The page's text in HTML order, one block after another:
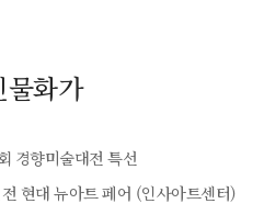
물화가
경향미술대전 특선
현대 뉴아트 페어 (인사아트센터)